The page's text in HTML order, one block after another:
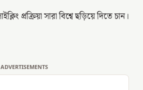
প্রক্রিয়া সারা বিশ্বে ছড়িয়ে দিতে চান।
ADVERTISEMENTS